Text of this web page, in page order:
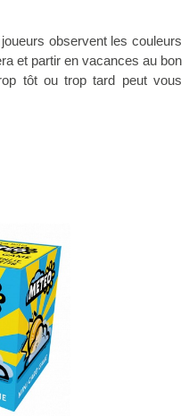
observent les couleurs
et partir en vacances au bon
tôt ou trop tard peut vous